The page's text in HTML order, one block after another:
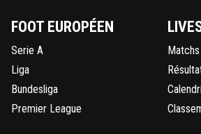
FOOT EUROPÉEN
Serie A
Liga
Bundesliga
Premier League